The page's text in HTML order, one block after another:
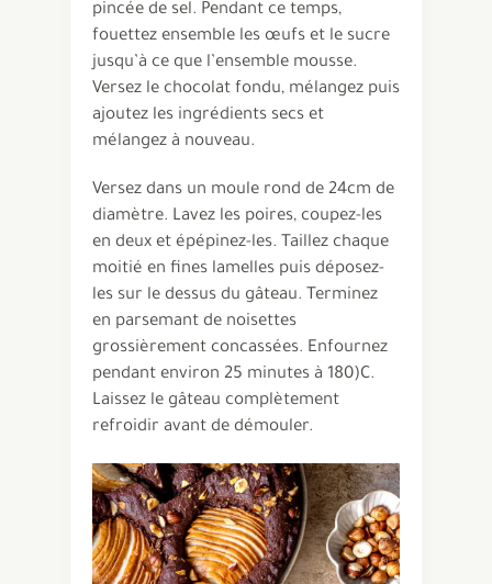
pincée de sel. Pendant ce temps,
fouettez ensemble les œufs et le sucre
jusqu’à ce que l’ensemble mousse.
Versez le chocolat fondu, mélangez puis
ajoutez les ingrédients secs et
mélangez à nouveau.
Versez dans un moule rond de 24cm de
diamètre. Lavez les poires, coupez-les
en deux et épépinez-les. Taillez chaque
moitié en fines lamelles puis déposez-
les sur le dessus du gâteau. Terminez
en parsemant de noisettes
grossièrement concassées. Enfournez
pendant environ 25 minutes à 180)C.
Laissez le gâteau complètement
refroidir avant de démouler.